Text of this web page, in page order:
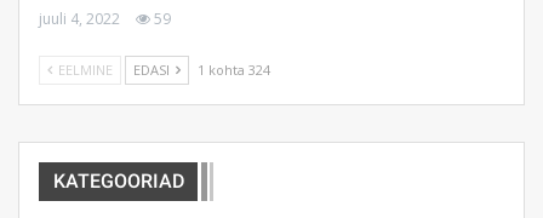
juuli 4, 2022 59
EELMINE EDASI 1 kohta 324
KATEGOORIAD